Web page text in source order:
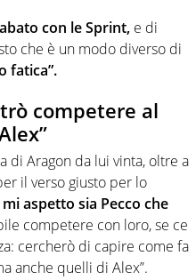
con le Sprint, e di
che è un modo diverso di
fatica”.
competere al
di Aragon da lui vinta, oltre a
il verso giusto per lo
aspetto sia Pecco che
competere con loro, se ce
cercherò di capire come fa
anche quelli di Alex”.